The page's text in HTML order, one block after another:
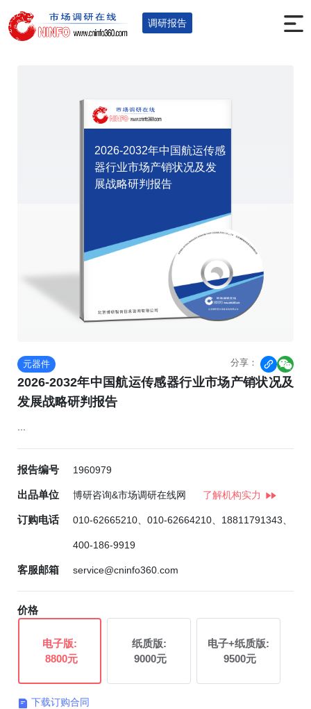
调研报告
您的位置：首页>调研报告 >电子仪表
2026-2032年中国航运传感
器行业市场产销状况及发
展战略研判报告
元器件 分享：  
2026-2032年中国航运传感器行业市场产销状况及
发展战略研判报告
报告编号 1960979
出品单位 博研咨询&市场调研在线网 了解机构实力
订购电话 010-62665210、010-62664210、18811791343、
400-186-9919
客服邮箱 service@cninfo360.com
价格
电子版:
8800元
纸质版:
9000元
电子+纸质版:
9500元
 下载订购合同